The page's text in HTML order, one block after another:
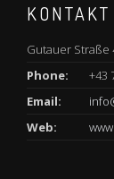
Gutauer Straße
Phone:
+43
Email:
Web: